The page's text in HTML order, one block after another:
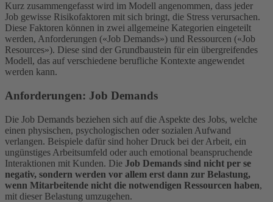
Kurz zusammengefasst wird im Modell angenommen, dass jeder
Job gewisse Risikofaktoren mit sich bringt, die Stress verursachen.
Diese Faktoren können in zwei allgemeine Kategorien eingeteilt
werden, Anforderungen («Job Demands») und Ressourcen («Job
Resources»). Diese sind der Grundbaustein für ein übergreifendes
Modell, das auf verschiedene berufliche Kontexte angewendet
werden kann.
Anforderungen: Job Demands
Die Job Demands beziehen sich auf die Aspekte des Jobs, welche
einen physischen, psychologischen oder sozialen Aufwand
verlangen. Beispiele dafür sind hoher Druck bei der Arbeit, ein
ungünstiges Arbeitsumfeld oder auch emotional beanspruchende
Interaktionen mit Kunden. Die Job Demands sind nicht per se
negativ, sondern werden vor allem erst dann zur Belastung,
wenn Mitarbeitende nicht die notwendigen Ressourcen haben,
mit dieser Belastung umzugehen.